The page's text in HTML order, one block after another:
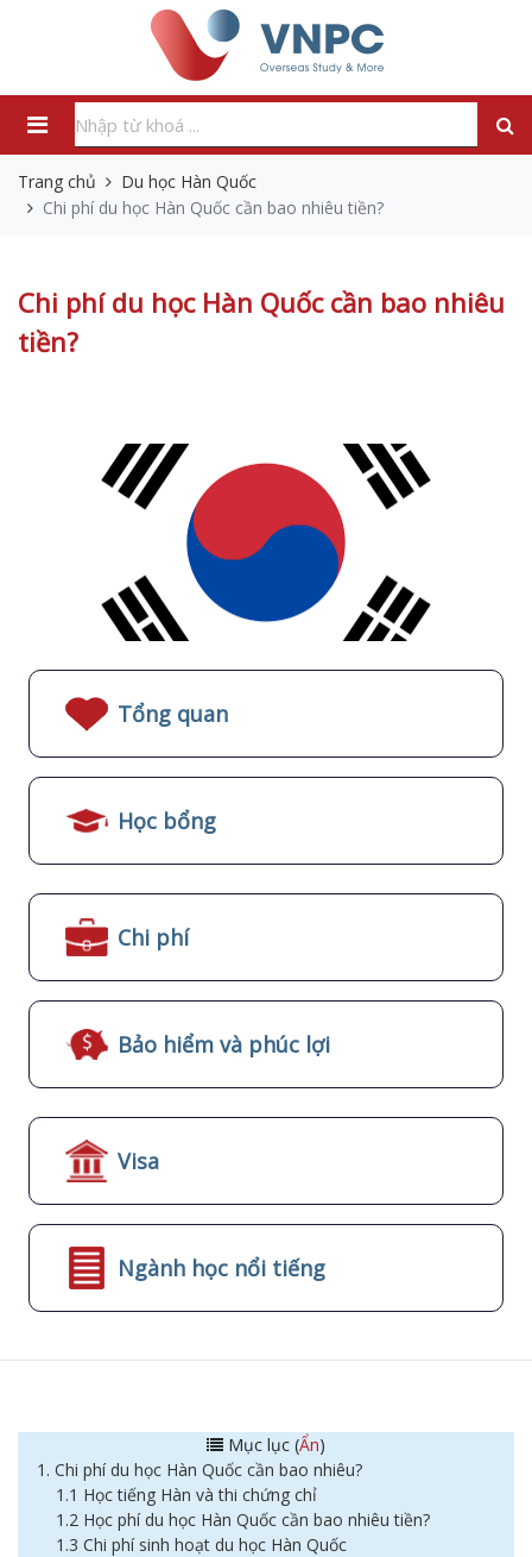
Trang chủ
Du học Hàn Quốc
Chi phí du học Hàn Quốc cần bao nhiêu tiền?
Chi phí du học Hàn Quốc cần bao nhiêu
tiền?
Tổng quan
Học bổng
Chi phí
Bảo hiểm và phúc lợi
Visa
Ngành học nổi tiếng
Mục lục (Ẩn)
1. Chi phí du học Hàn Quốc cần bao nhiêu?
1.1 Học tiếng Hàn và thi chứng chỉ
1.2 Học phí du học Hàn Quốc cần bao nhiêu tiền?
1.3 Chi phí sinh hoạt du học Hàn Quốc